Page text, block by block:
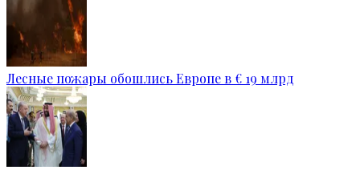
Лесные пожары обошлись Европе в € 19 млрд